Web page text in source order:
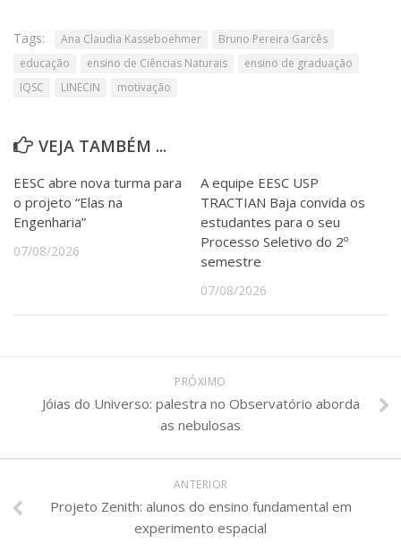
Tags: Ana Claudia Kasseboehmer
Bruno Pereira Garcês
educação
ensino de Ciências Naturais
ensino de graduação
IQSC
LINECIN motivação
VEJA TAMBÉM ...
EESC abre nova turma para
o projeto “Elas na
Engenharia”
07/08/2026
A equipe EESC USP
TRACTIAN Baja convida os
estudantes para o seu
Processo Seletivo do 2º
semestre
07/08/2026
PRÓXIMO
Jóias do Universo: palestra no Observatório aborda
as nebulosas
ANTERIOR
Projeto Zenith: alunos do ensino fundamental em
experimento espacial